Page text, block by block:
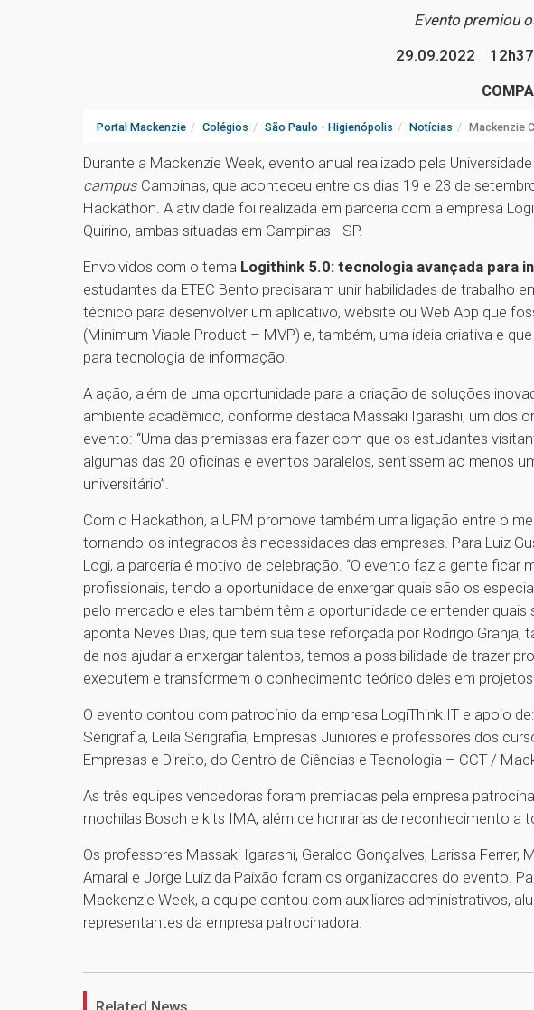
Evento premiou
29.09.2022
12h37
Portal Mackenzie Colégios São Paulo - Higienópolis Notícias Mackenzie
Durante a Mackenzie Week, evento anual realizado pela
campus Campinas, que aconteceu entre os dias 19 e 23 de
Hackathon. A atividade foi realizada em parceria com a empresa
Quirino, ambas situadas em Campinas - SP.
Envolvidos com o tema Logithink 5.0: tecnologia avançada para
estudantes da ETEC Bento precisaram unir habilidades de trabalho
técnico para desenvolver um aplicativo, website ou Web App que
(Minimum Viable Product – MVP) e, também, uma ideia criativa e
para tecnologia de informação.
A ação, além de uma oportunidade para a criação de soluções
ambiente acadêmico, conforme destaca Massaki Igarashi, um dos
evento: “Uma das premissas era fazer com que os estudantes
algumas das 20 oficinas e eventos paralelos, sentissem ao menos
universitário”.
Com o Hackathon, a UPM promove também uma ligação entre o
tornando-os integrados às necessidades das empresas. Para Luiz
Logi, a parceria é motivo de celebração. “O evento faz a gente ficar
profissionais, tendo a oportunidade de enxergar quais são os
pelo mercado e eles também têm a oportunidade de entender quais
aponta Neves Dias, que tem sua tese reforçada por Rodrigo Granja,
de nos ajudar a enxergar talentos, temos a possibilidade de trazer
executem e transformem o conhecimento teórico deles em projetos
O evento contou com patrocínio da empresa LogiThink.IT e apoio
Serigrafia, Leila Serigrafia, Empresas Juniores e professores dos
Empresas e Direito, do Centro de Ciências e Tecnologia – CCT /
As três equipes vencedoras foram premiadas pela empresa
mochilas Bosch e kits IMA, além de honrarias de reconhecimento a
Os professores Massaki Igarashi, Geraldo Gonçalves, Larissa Ferrer,
Amaral e Jorge Luiz da Paixão foram os organizadores do evento.
Mackenzie Week, a equipe contou com auxiliares administrativos,
representantes da empresa patrocinadora.